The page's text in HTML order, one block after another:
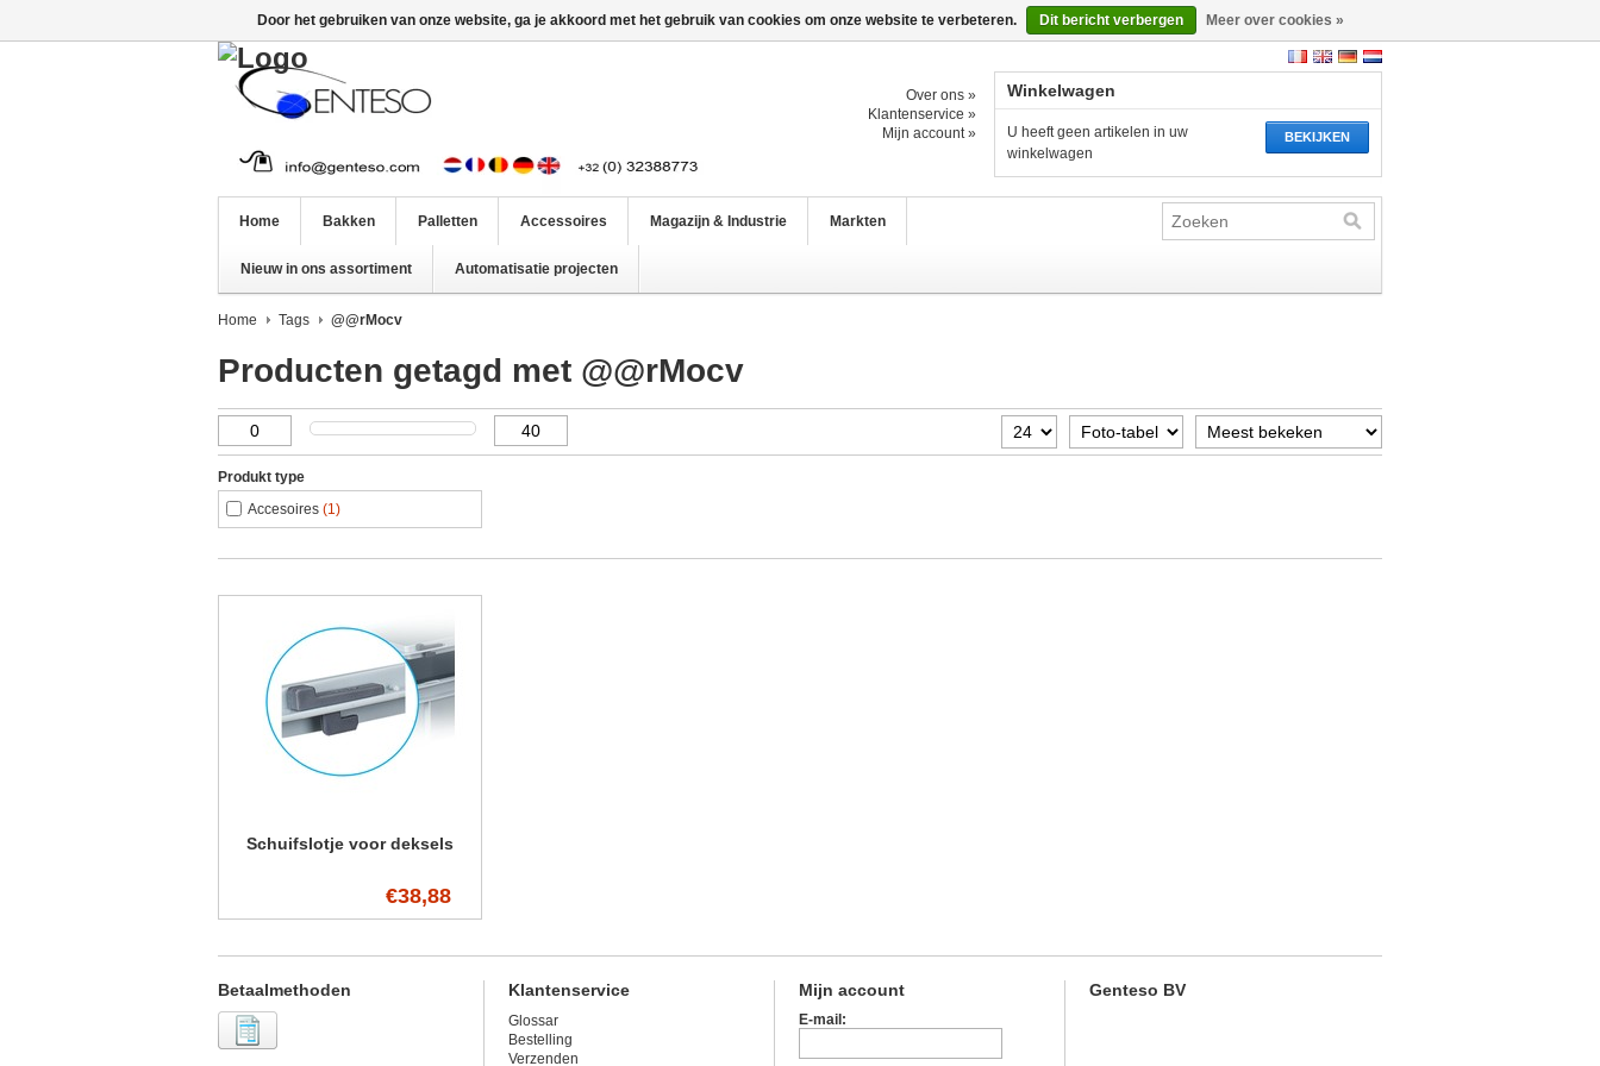
Over ons »
Klantenservice »
Mijn account »
Winkelwagen
BEKIJKEN
U heeft geen artikelen in uw
winkelwagen
Home Bakken Palletten Accessoires Magazijn & Industrie Markten
Nieuw in ons assortiment Automatisatie projecten
Home Tags @@rMocv
Producten getagd met @@rMocv
Produkt type
Accesoires (1)
Schuifslotje voor deksels
€38,88
Betaalmethoden Klantenservice
Glossar
Bestelling
Verzenden
Mijn account
E-mail:
Genteso BV
Door het gebruiken van onze website, ga je akkoord met het gebruik van cookies om onze website te verbeteren. Dit bericht verbergen Meer over cookies »